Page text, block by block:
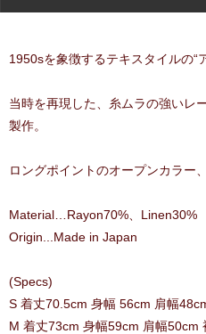
1950sを象徴するテキスタイルの“
当時を再現した、糸ムラの強いレ
製作。
ロングポイントのオープンカラー
Material…Rayon70%、Linen30%
Origin...Made in Japan
(Specs)
S 着丈70.5cm 身幅 56cm 肩幅
M 着丈73cm 身幅59cm 肩幅50cm